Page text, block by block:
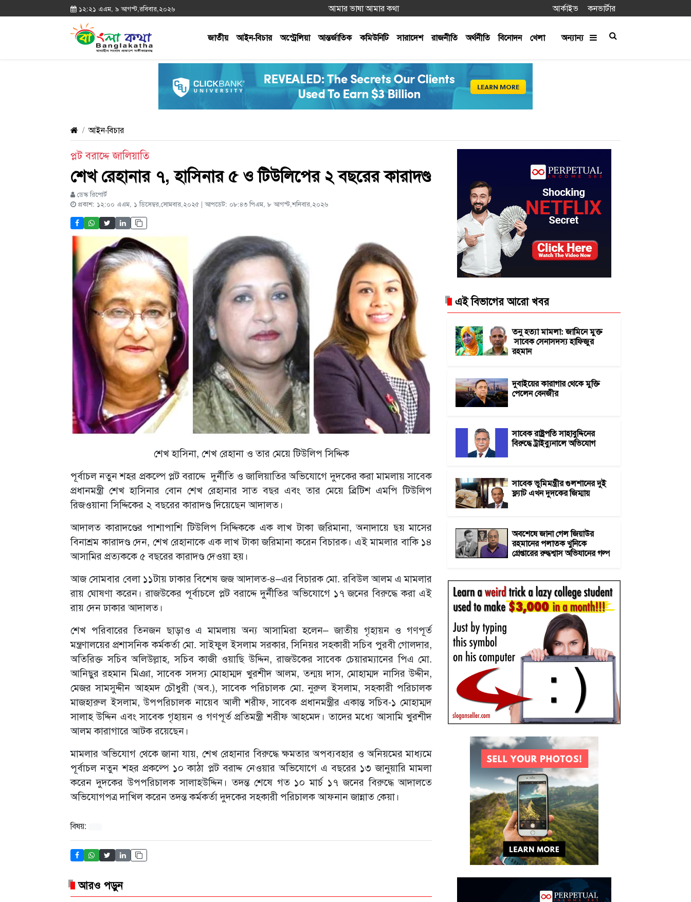
১২:২১ এএম, ৯ আগস্ট,রবিবার,২০২৬ আমার ভাষা আমার কথা আর্কাইভ কনভার্টার
জাতীয় আইন-বিচার অস্ট্রেলিয়া আন্তর্জাতিক কমিউনিটি সারাদেশ রাজনীতি অর্থনীতি বিনোদন খেলা অন্যান্য
আইন-বিচার
প্লট বরাদ্দে জালিয়াতি
শেখ রেহানার ৭, হাসিনার ৫ ও টিউলিপের ২ বছরের কারাদণ্ড
ডেস্ক রিপোর্ট
প্রকাশ: ১২:০০ এএম, ১ ডিসেম্বর,সোমবার,২০২৫ | আপডেট: ০৮:৪৩ পিএম, ৮ আগস্ট,শনিবার,২০২৬
শেখ হাসিনা, শেখ রেহানা ও তার মেয়ে টিউলিপ সিদ্দিক
পূর্বাচল নতুন শহর প্রকল্পে প্লট বরাদ্দে দুর্নীতি ও জালিয়াতির অভিযোগে দুদকের করা মামলায় সাবেক
প্রধানমন্ত্রী শেখ হাসিনার বোন শেখ রেহানার সাত বছর এবং তার মেয়ে ব্রিটিশ এমপি টিউলিপ
রিজওয়ানা সিদ্দিকের ২ বছরের কারাদণ্ড দিয়েছেন আদালত।
আদালত কারাদণ্ডের পাশাপাশি টিউলিপ সিদ্দিককে এক লাখ টাকা জরিমানা, অনাদায়ে ছয় মাসের
বিনাশ্রম কারাদণ্ড দেন, শেখ রেহানাকে এক লাখ টাকা জরিমানা করেন বিচারক। এই মামলার বাকি ১৪
আসামির প্রত্যককে ৫ বছরের কারাদণ্ড দেওয়া হয়।
আজ সোমবার বেলা ১১টায় ঢাকার বিশেষ জজ আদালত-৪–এর বিচারক মো. রবিউল আলম এ মামলার
রায় ঘোষণা করেন। রাজউকের পূর্বাচলে প্লট বরাদ্দে দুর্নীতির অভিযোগে ১৭ জনের বিরুদ্ধে করা এই
রায় দেন ঢাকার আদালত।
শেখ পরিবারের তিনজন ছাড়াও এ মামলায় অন্য আসামিরা হলেন– জাতীয় গৃহায়ন ও গণপূর্ত
মন্ত্রণালয়ের প্রশাসনিক কর্মকর্তা মো. সাইফুল ইসলাম সরকার, সিনিয়র সহকারী সচিব পুরবী গোলদার,
অতিরিক্ত সচিব অলিউল্লাহ, সচিব কাজী ওয়াছি উদ্দিন, রাজউকের সাবেক চেয়ারম্যানের পিএ মো.
আনিছুর রহমান মিঞা, সাবেক সদস্য মোহাম্মদ খুরশীদ আলম, তন্ময় দাস, মোহাম্মদ নাসির উদ্দীন,
মেজর সামসুদ্দীন আহমদ চৌধুরী (অব.), সাবেক পরিচালক মো. নুরুল ইসলাম, সহকারী পরিচালক
মাজহারুল ইসলাম, উপপরিচালক নায়েব আলী শরীফ, সাবেক প্রধানমন্ত্রীর একান্ত সচিব-১ মোহাম্মদ
সালাহ উদ্দিন এবং সাবেক গৃহায়ন ও গণপূর্ত প্রতিমন্ত্রী শরীফ আহমেদ। তাদের মধ্যে আসামি খুরশীদ
আলম কারাগারে আটক রয়েছেন।
মামলার অভিযোগ থেকে জানা যায়, শেখ রেহানার বিরুদ্ধে ক্ষমতার অপব্যবহার ও অনিয়মের মাধ্যমে
পূর্বাচল নতুন শহর প্রকল্পে ১০ কাঠা প্লট বরাদ্দ নেওয়ার অভিযোগে এ বছরের ১৩ জানুয়ারি মামলা
করেন দুদকের উপপরিচালক সালাহউদ্দিন। তদন্ত শেষে গত ১০ মার্চ ১৭ জনের বিরুদ্ধে আদালতে
অভিযোগপত্র দাখিল করেন তদন্ত কর্মকর্তা দুদকের সহকারী পরিচালক আফনান জান্নাত কেয়া।
বিষয়:
আরও পড়ুন
এই বিভাগের আরো খবর
তনু হত্যা মামলা: জামিনে মুক্ত
সাবেক সেনাসদস্য হাফিজুর
রহমান
দুবাইয়ের কারাগার থেকে মুক্তি
পেলেন বেনজীর
সাবেক রাষ্ট্রপতি সাহাবুদ্দিনের
বিরুদ্ধে ট্রাইব্যুনালে অভিযোগ
সাবেক ভুমিমন্ত্রীর গুলশানের দুই
ফ্ল্যাট এখন দুদকের জিম্মায়
অবশেষে জানা গেল জিয়াউর
রহমানের পলাতক খুনিকে
গ্রেপ্তারের রুদ্ধশ্বাস অভিযানের গল্প